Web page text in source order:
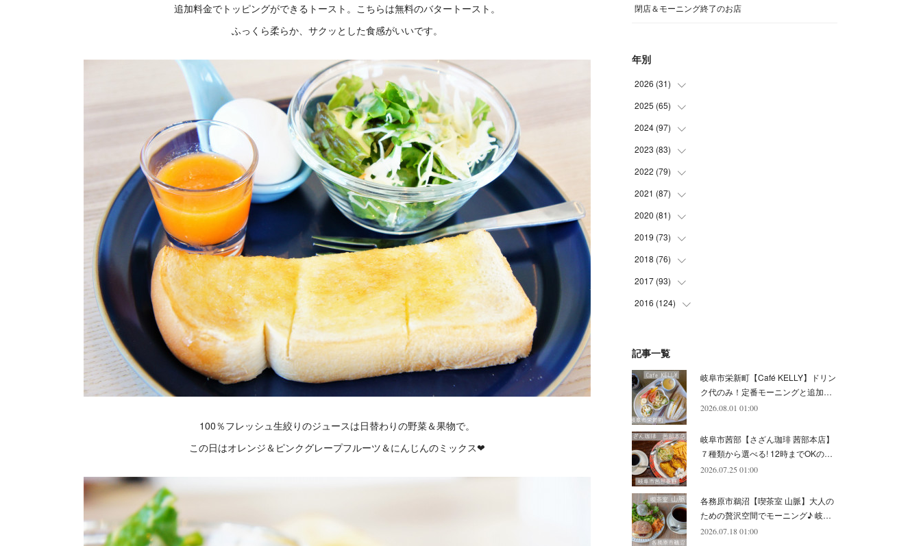
追加料金でトッピングができるトースト。こちらは無料のバタートースト。
ふっくら柔らか、サクッとした食感がいいです。
100％フレッシュ生絞りのジュースは日替わりの野菜＆果物で。
この日はオレンジ＆ピンクグレープフルーツ＆にんじんのミックス❤
閉店＆モーニング終了のお店
年別
2026 (31)
(4
(4
(5
(4
(5
(4
(5
2025 (65)
(5
(6
(6
(6
(5
(4
(5
(7
(7
2024 (97)
(5
(7
(7
(8
(9
(8
(11
(8)
(6
(10)
2023 (83)
(6
(7
(7
(9
(8
(7
(7)
(5
(6)
(8)
2022 (79)
(4
(8
(10
)
(7
(8
(9)
(4)
(6)
2021 (87)
(12
)
(9
(11
)
(1
(6)
( 7)
(9)
(2)
2020 (81)
(10
)
(11
)
(8
(7)
(5)
(1)
(8)
(4)
(7)
2019 (73)
(4
(6
(4)
(5)
(4)
(4)
(10)
(10)
(6)
2018 (76)
(9
(3)
(8)
(7)
(6)
(5)
(6)
(8)
(8)
2017 (93)
(7)
(8)
(8)
(8)
(9)
(9)
(9)
(7)
(11)
2016 (124)
(10)
(12)
(16)
(9)
(13)
(8)
(6)
(12)
記事一覧
岐阜市栄新町【Café KELLY】ドリン
ク代のみ！定番モーニングと追加…
2026.08.01 01:00
岐阜市茜部【さざん珈琲 茜部本店】
７種類から選べる! 12時までOKの…
2026.07.25 01:00
各務原市鵜沼【喫茶室 山脈】大人の
ための贅沢空間でモーニング♪ 岐…
2026.07.18 01:00